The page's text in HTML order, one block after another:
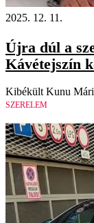
2025. 12. 11.
Újra dúl a
Kávétejszín
Kibékült Kunu
SZERELEM